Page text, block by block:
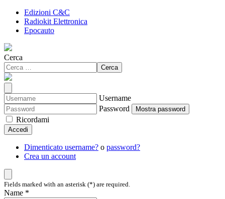
Edizioni C&C
Radiokit Elettronica
Epocauto
Cerca
Cerca
Username
Password
Mostra password
Ricordami
Accedi
Dimenticato username? o password?
Crea un account
Fields marked with an asterisk (*) are required.
Name *